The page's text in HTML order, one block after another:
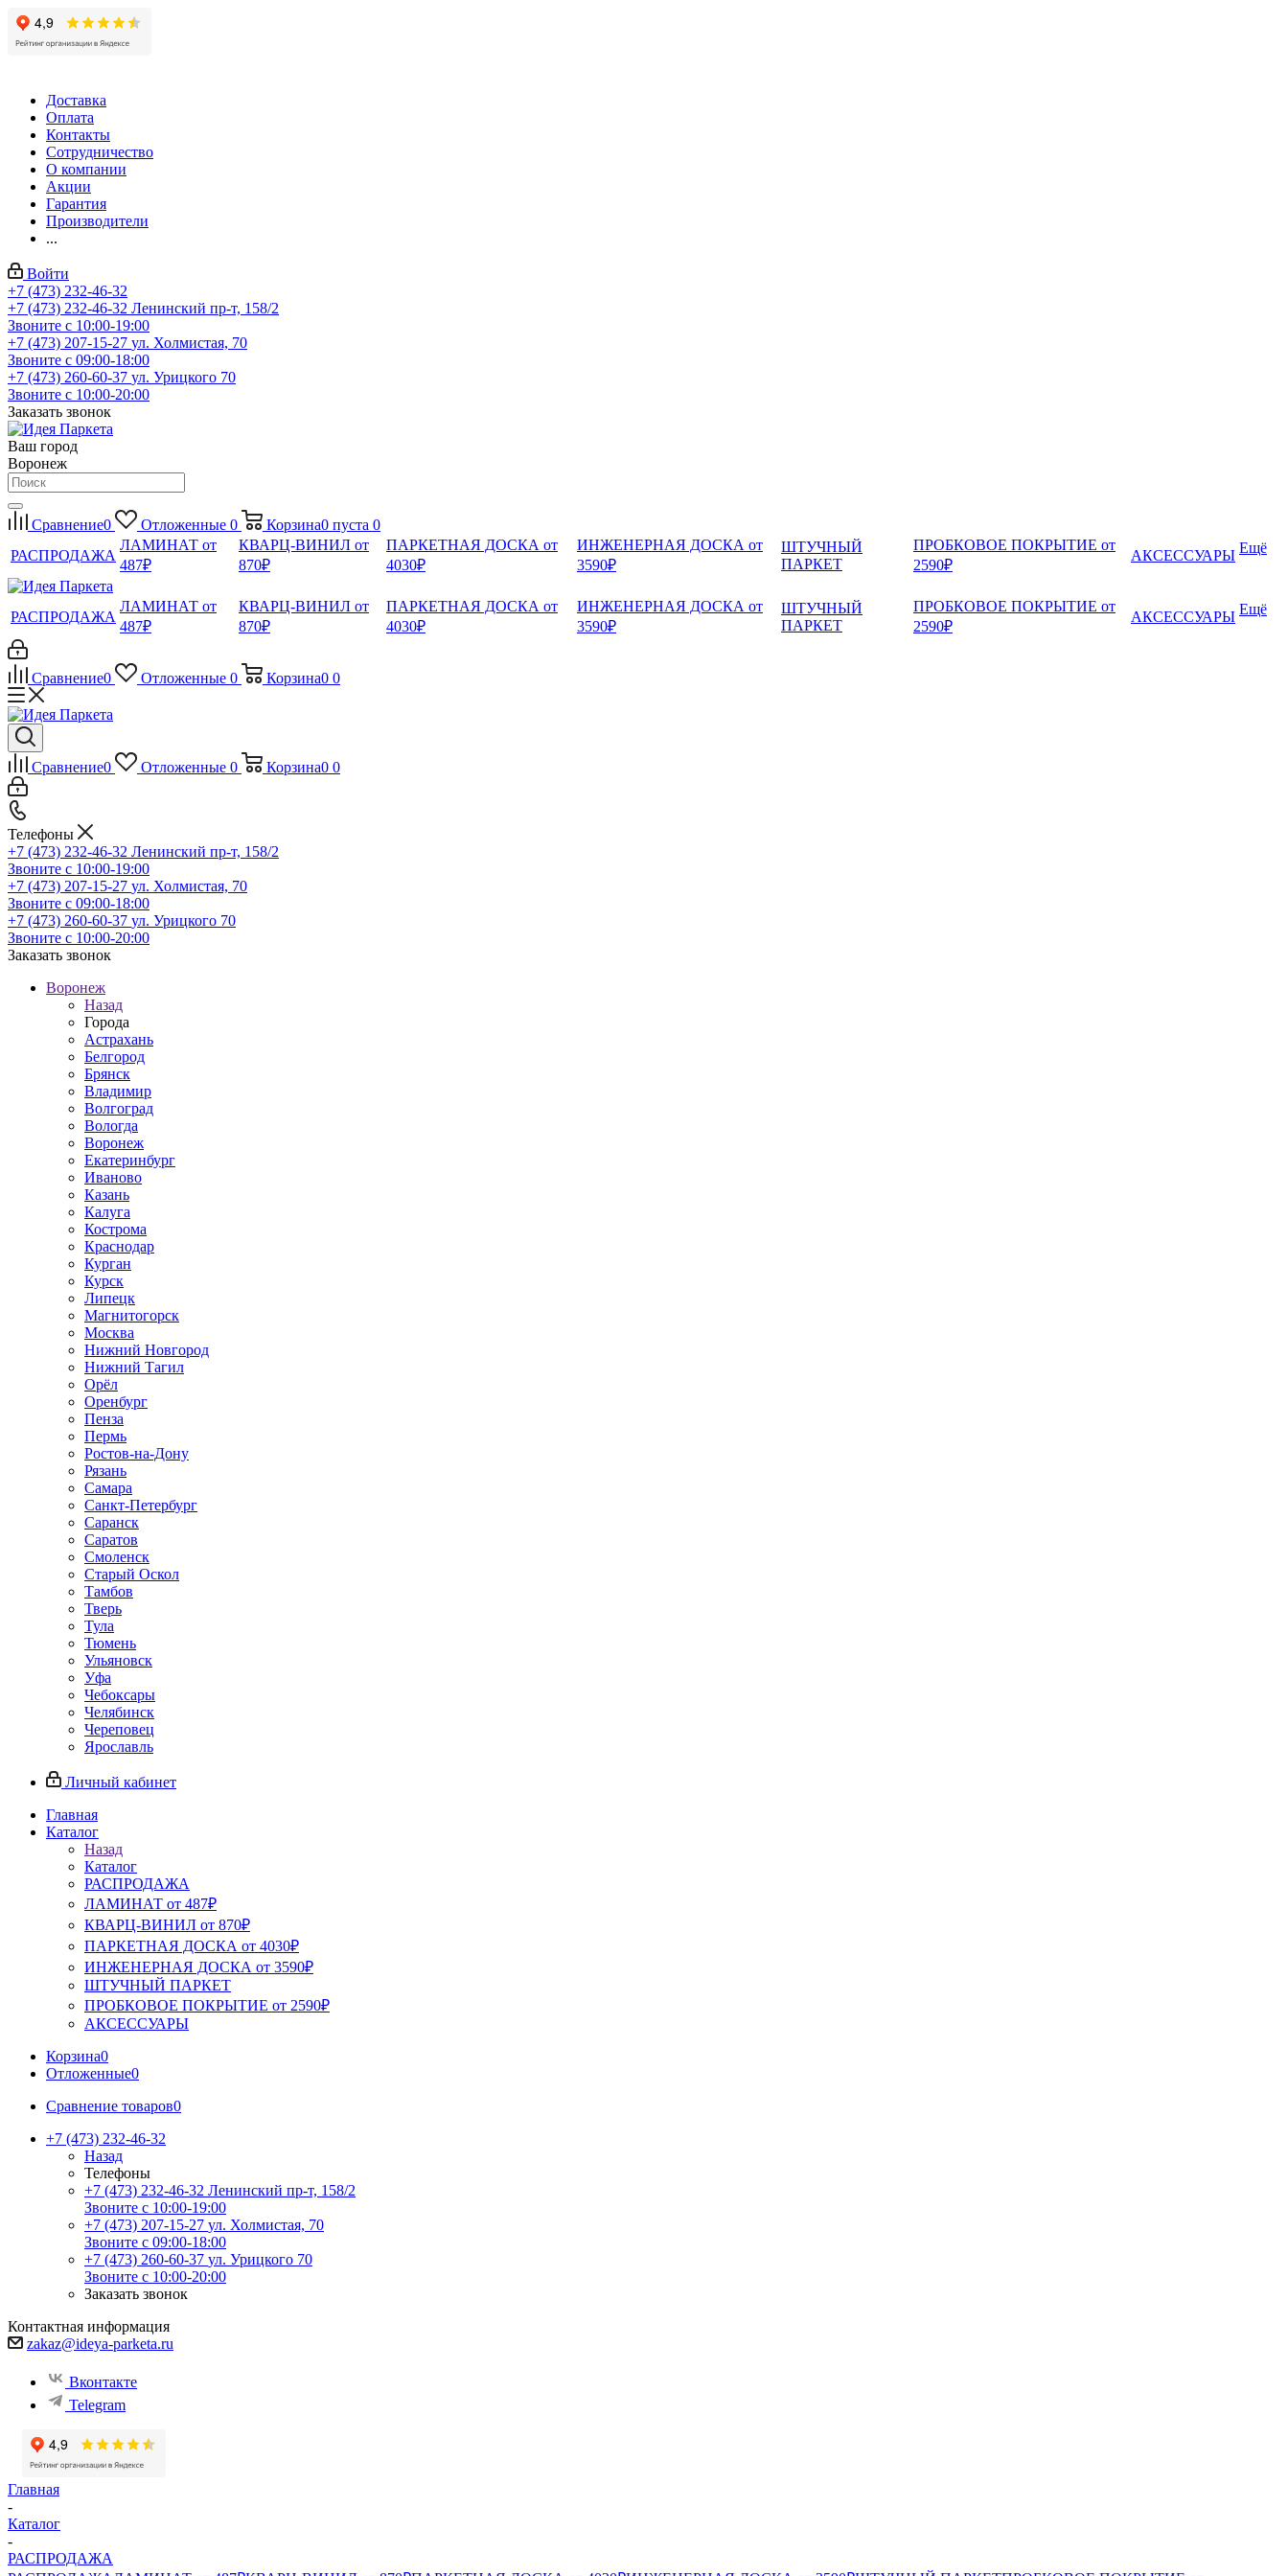
Доставка
Оплата
Контакты
Сотрудничество
О компании
Акции
Гарантия
Производители
...
Войти
+7 (473) 232-46-32
+7 (473) 232-46-32 Ленинский пр-т, 158/2
Звоните с 10:00-19:00
+7 (473) 207-15-27 ул. Холмистая, 70
Звоните с 09:00-18:00
+7 (473) 260-60-37 ул. Урицкого 70
Звоните с 10:00-20:00
Заказать звонок
Ваш город
Воронеж
Сравнение0 Отложенные 0 Корзина0 пуста 0
РАСПРОДАЖА
ЛАМИНАТ от
487₽
КВАРЦ-ВИНИЛ от
870₽
ПАРКЕТНАЯ ДОСКА от
4030₽
ИНЖЕНЕРНАЯ ДОСКА от
3590₽
ШТУЧНЫЙ
ПАРКЕТ
ПРОБКОВОЕ ПОКРЫТИЕ от
2590₽
АКСЕССУАРЫ Ещё
РАСПРОДАЖА
ЛАМИНАТ от
487₽
КВАРЦ-ВИНИЛ от
870₽
ПАРКЕТНАЯ ДОСКА от
4030₽
ИНЖЕНЕРНАЯ ДОСКА от
3590₽
ШТУЧНЫЙ
ПАРКЕТ
ПРОБКОВОЕ ПОКРЫТИЕ от
2590₽
АКСЕССУАРЫ Ещё
Сравнение0 Отложенные 0 Корзина0 0
Сравнение0 Отложенные 0 Корзина0 0
Телефоны
+7 (473) 232-46-32 Ленинский пр-т, 158/2
Звоните с 10:00-19:00
+7 (473) 207-15-27 ул. Холмистая, 70
Звоните с 09:00-18:00
+7 (473) 260-60-37 ул. Урицкого 70
Звоните с 10:00-20:00
Заказать звонок
Воронеж
Назад
Города
Астрахань
Белгород
Брянск
Владимир
Волгоград
Вологда
Воронеж
Екатеринбург
Иваново
Казань
Калуга
Кострома
Краснодар
Курган
Курск
Липецк
Магнитогорск
Москва
Нижний Новгород
Нижний Тагил
Орёл
Оренбург
Пенза
Пермь
Ростов‑на‑Дону
Рязань
Самара
Санкт‑Петербург
Саранск
Саратов
Смоленск
Старый Оскол
Тамбов
Тверь
Тула
Тюмень
Ульяновск
Уфа
Чебоксары
Челябинск
Череповец
Ярославль
Личный кабинет
Главная
Каталог
Назад
Каталог
РАСПРОДАЖА
ЛАМИНАТ от 487₽
КВАРЦ-ВИНИЛ от 870₽
ПАРКЕТНАЯ ДОСКА от 4030₽
ИНЖЕНЕРНАЯ ДОСКА от 3590₽
ШТУЧНЫЙ ПАРКЕТ
ПРОБКОВОЕ ПОКРЫТИЕ от 2590₽
АКСЕССУАРЫ
Корзина0
Отложенные0
Сравнение товаров0
+7 (473) 232-46-32
Назад
Телефоны
+7 (473) 232-46-32 Ленинский пр-т, 158/2
Звоните с 10:00-19:00
+7 (473) 207-15-27 ул. Холмистая, 70
Звоните с 09:00-18:00
+7 (473) 260-60-37 ул. Урицкого 70
Звоните с 10:00-20:00
Заказать звонок
Контактная информация
zakaz@ideya-parketa.ru
Вконтакте
Telegram
Главная
-
Каталог
-
РАСПРОДАЖА